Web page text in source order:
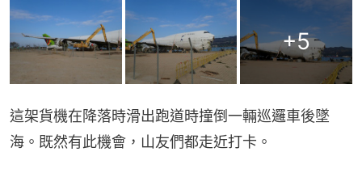
+5
這架貨機在降落時滑出跑道時撞倒一輛巡邏車後墜
海。既然有此機會，山友們都走近打卡。